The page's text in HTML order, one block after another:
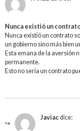
Nunca existió un
Nunca existió un contrato
un gobierno sino más bien
Esta emana de la aversión
permanente.
Esto no sería un contrato
Javiacdice: